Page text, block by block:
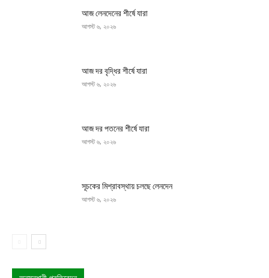
আজ লেনদেনের শীর্ষে যারা
আগস্ট ৬, ২০২৬
আজ দর বৃদ্ধির শীর্ষে যারা
আগস্ট ৬, ২০২৬
আজ দর পতনের শীর্ষে যারা
আগস্ট ৬, ২০২৬
সূচকের মিশ্রাবস্থায় চলছে লেনদেন
আগস্ট ৬, ২০২৬